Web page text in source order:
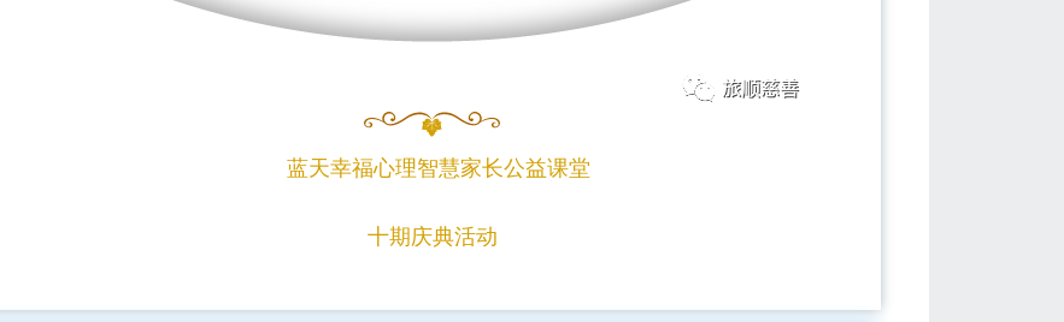
蓝天幸福心理智慧家长公益课堂
十期庆典活动